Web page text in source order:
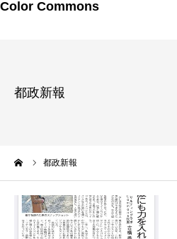
Color Commons
都政新報
都政新報
研修・講演メニュー
メルマガ・書籍